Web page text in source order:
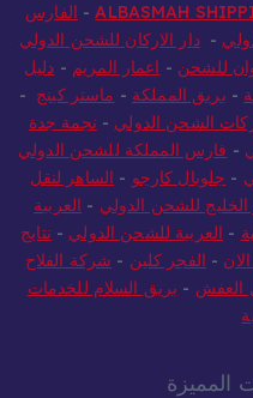
ALBASMAH
- الفارس
-دار الاركان للشحن الدولي
للشحن - اعمار المريم - دليل
- بريق المملكة - ماستر كينج -
الشحن الدولي - نجمة جدة
- فارس المملكة للشحن الدولي
- جلوبال كارجو - الساهر لنقل
الخليج للشحن الدولي - العربية
- العربية للشحن الدولي - نتايج
- الفجر كلين - شركة الفلاح
العفش - بريق السلام للخدمات
المميزة